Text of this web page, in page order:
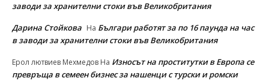
заводи за хранителни стоки във Великобритания
Дарина Стойкова На Българи работят за по 16 паунда на час
в заводи за хранителни стоки във Великобритания
Ерол лютвиев Мехмедов На Износът на проститутки в Европа се
превръща в семеен бизнес за нашенци с турски и ромски